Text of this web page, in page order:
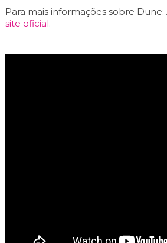
Para mais informações sobre
site oficial.